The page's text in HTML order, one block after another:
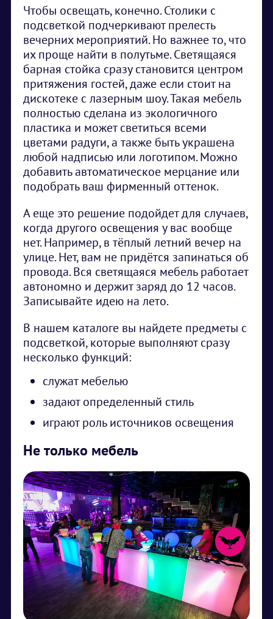
Чтобы освещать, конечно. Столики с
подсветкой подчеркивают прелесть
вечерних мероприятий. Но важнее то, что
их проще найти в полутьме. Светящаяся
барная стойка сразу становится центром
притяжения гостей, даже если стоит на
дискотеке с лазерным шоу. Такая мебель
полностью сделана из экологичного
пластика и может светиться всеми
цветами радуги, а также быть украшена
любой надписью или логотипом. Можно
добавить автоматическое мерцание или
подобрать ваш фирменный оттенок.
А еще это решение подойдет для случаев,
когда другого освещения у вас вообще
нет. Например, в тёплый летний вечер на
улице. Нет, вам не придётся запинаться об
провода. Вся светящаяся мебель работает
автономно и держит заряд до 12 часов.
Записывайте идею на лето.
В нашем каталоге вы найдете предметы с
подсветкой, которые выполняют сразу
несколько функций:
служат мебелью
задают определенный стиль
играют роль источников освещения
Не только мебель